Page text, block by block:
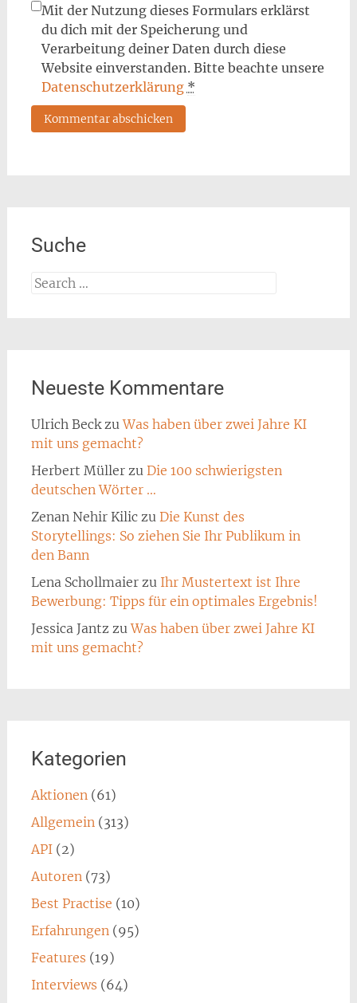
Mit der Nutzung dieses Formulars erklärst
du dich mit der Speicherung und
Verarbeitung deiner Daten durch diese
Website einverstanden. Bitte beachte unsere
Datenschutzerklärung *
Suche
Search
Neueste Kommentare
Ulrich BeckzuWas haben über zwei Jahre KI
mit uns gemacht?
Herbert Müllerzu Die 100 schwierigsten
deutschen Wörter …
Zenan Nehir Kiliczu Die Kunst des
Storytellings: So ziehen Sie Ihr Publikum in
den Bann
Lena Schollmaierzu Ihr Mustertext ist Ihre
Bewerbung: Tipps für ein optimales Ergebnis!
Jessica Jantz zuWas haben über zwei Jahre KI
mit uns gemacht?
Kategorien
Aktionen(61)
Allgemein(313)
API(2)
Autoren(73)
Best Practise (10)
Erfahrungen(95)
Features (19)
Interviews (64)